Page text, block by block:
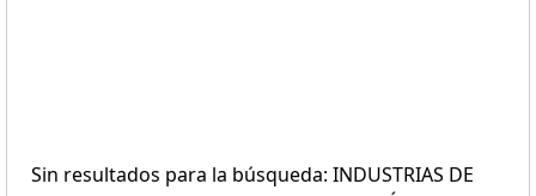
Sin resultados para la búsqueda: INDUSTRIAS DE